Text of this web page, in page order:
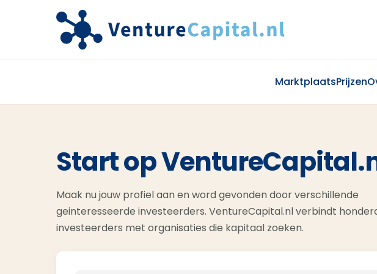
MarktplaatsPrijzen
Start op
Maak nu jouw profiel aan en word gevonden door verschillende
geinteresseerde investeerders. VentureCapital.nl verbindt
investeerders met organisaties die kapitaal zoeken.